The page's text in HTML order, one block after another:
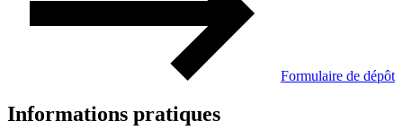
Formulaire de dépôt
Informations pratiques